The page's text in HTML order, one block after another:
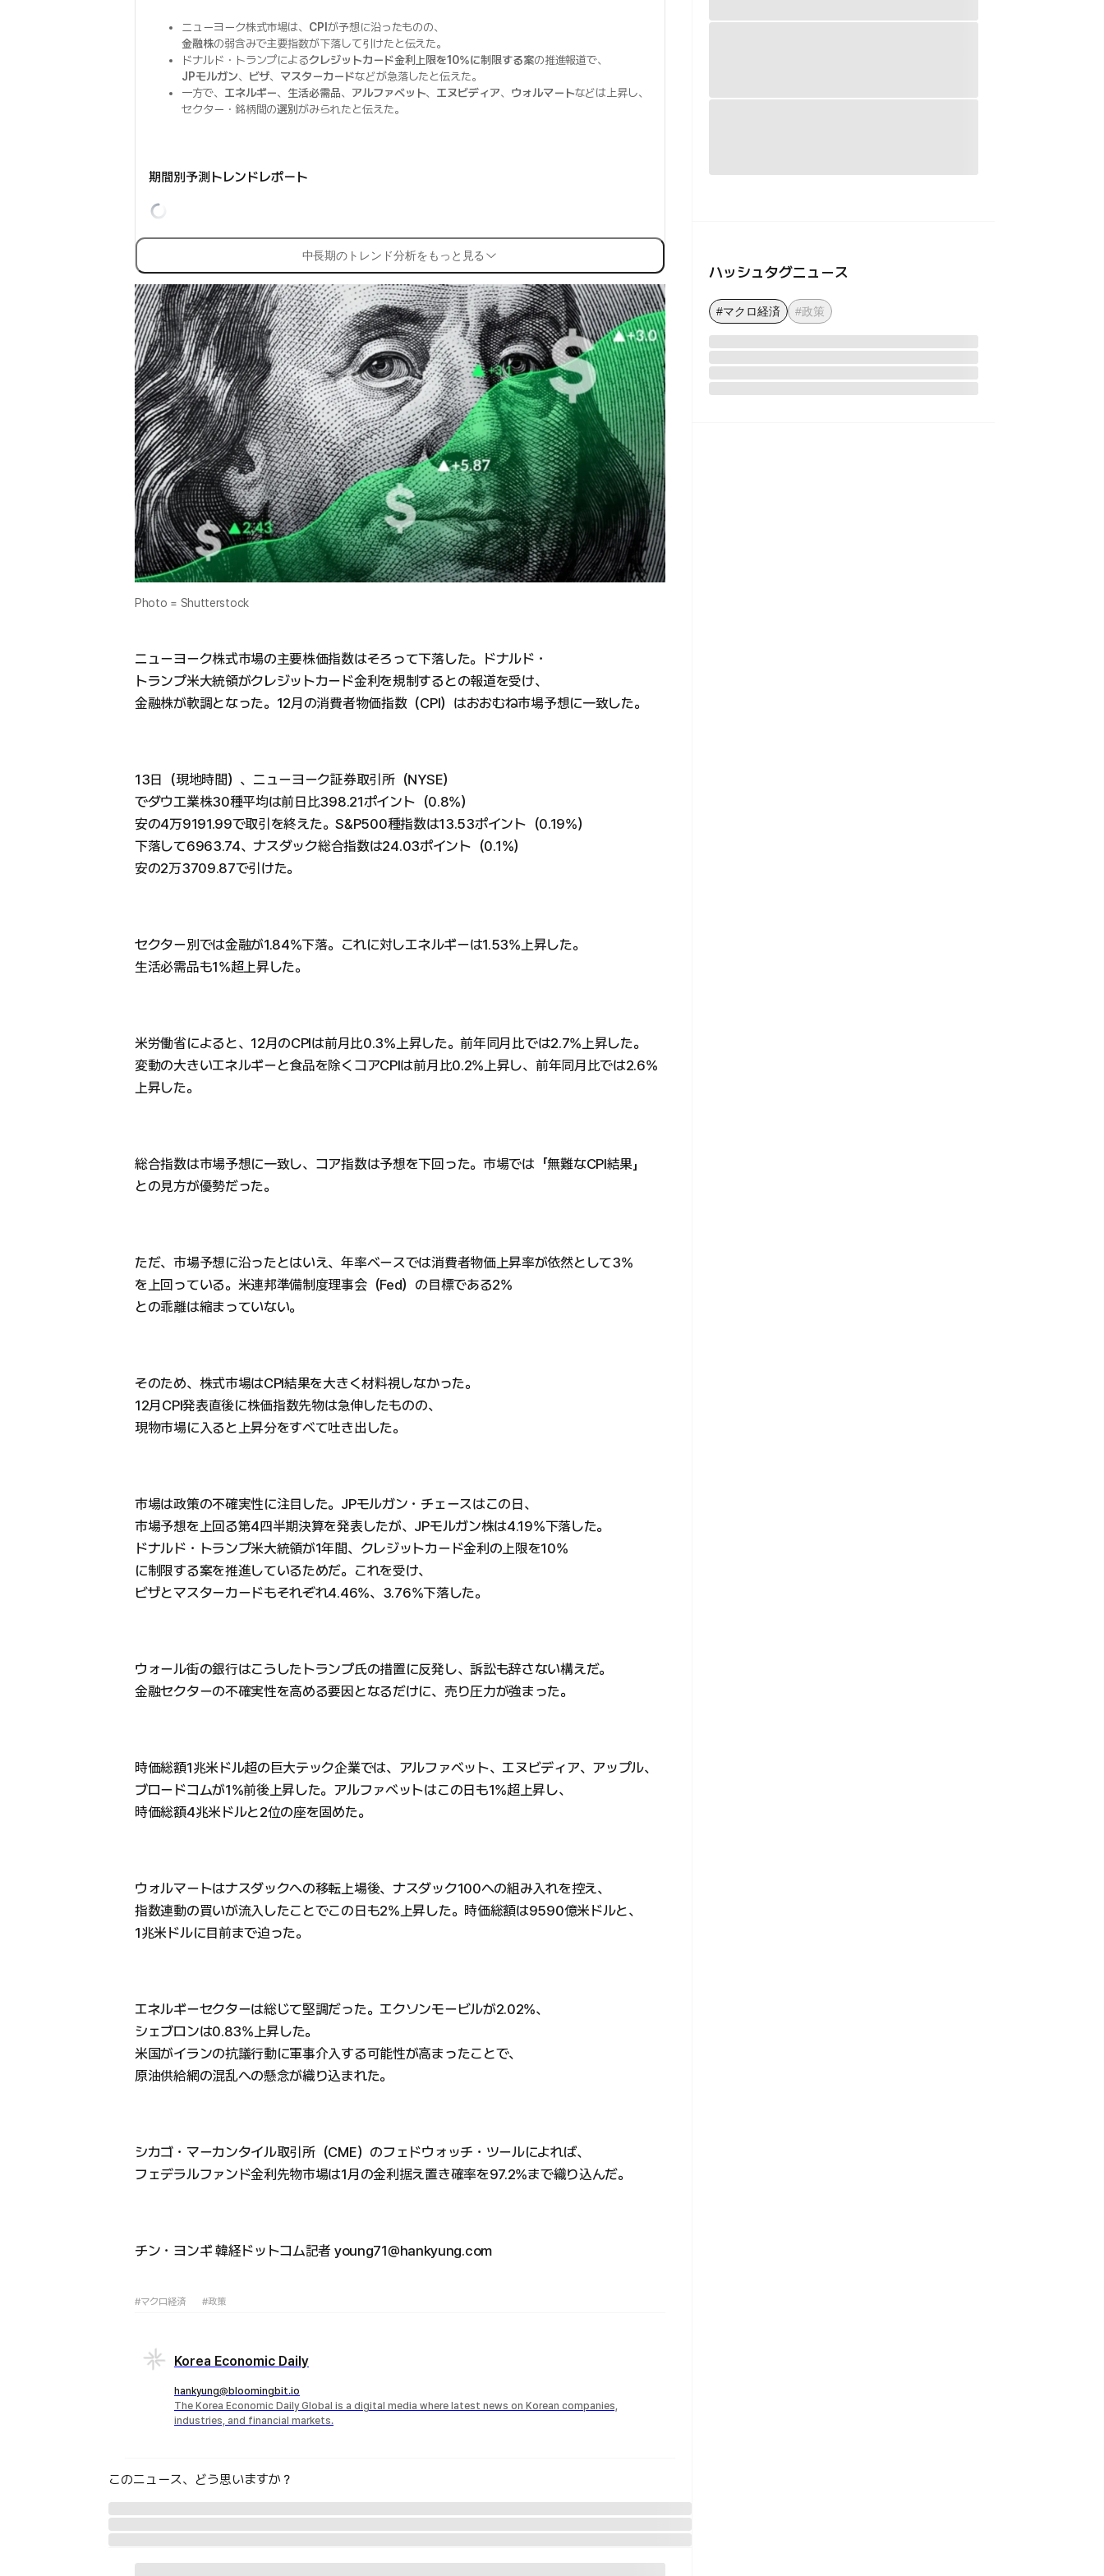
ニューヨーク株式市場は、 CPI が予想に沿ったものの、
金融株の弱含みで主要指数が下落して引けたと伝えた。
ドナルド・トランプによるクレジットカード金利上限を10%に制限する案の推進報道で、
JPモルガン、 ビザ、 マスターカードなどが急落したと伝えた。
一方で、 エネルギー、 生活必需品、 アルファベット、 エヌビディア、 ウォルマートなどは上昇し、
セクター・銘柄間の選別がみられたと伝えた。
期間別予測トレンドレポート
中長期のトレンド分析をもっと見る
Photo = Shutterstock
ニューヨーク株式市場の主要株価指数はそろって下落した。ドナルド・
トランプ米大統領がクレジットカード金利を規制するとの報道を受け、
金融株が軟調となった。12月の消費者物価指数（CPI）はおおむね市場予想に一致した。
13日（現地時間）、ニューヨーク証券取引所（NYSE）
でダウ工業株30種平均は前日比398.21ポイント（0.8%）
安の4万9191.99で取引を終えた。S&P500種指数は13.53ポイント（0.19%）
下落して6963.74、ナスダック総合指数は24.03ポイント（0.1%）
安の2万3709.87で引けた。
セクター別では金融が1.84%下落。これに対しエネルギーは1.53%上昇した。
生活必需品も1%超上昇した。
米労働省によると、12月のCPIは前月比0.3%上昇した。前年同月比では2.7%上昇した。
変動の大きいエネルギーと食品を除くコアCPIは前月比0.2%上昇し、前年同月比では2.6%
上昇した。
総合指数は市場予想に一致し、コア指数は予想を下回った。市場では「無難なCPI結果」
との見方が優勢だった。
ただ、市場予想に沿ったとはいえ、年率ベースでは消費者物価上昇率が依然として3%
を上回っている。米連邦準備制度理事会（Fed）の目標である2%
との乖離は縮まっていない。
そのため、株式市場はCPI結果を大きく材料視しなかった。
12月CPI発表直後に株価指数先物は急伸したものの、
現物市場に入ると上昇分をすべて吐き出した。
市場は政策の不確実性に注目した。JPモルガン・チェースはこの日、
市場予想を上回る第4四半期決算を発表したが、JPモルガン株は4.19%下落した。
ドナルド・トランプ米大統領が1年間、クレジットカード金利の上限を10%
に制限する案を推進しているためだ。これを受け、
ビザとマスターカードもそれぞれ4.46%、3.76%下落した。
ウォール街の銀行はこうしたトランプ氏の措置に反発し、訴訟も辞さない構えだ。
金融セクターの不確実性を高める要因となるだけに、売り圧力が強まった。
時価総額1兆米ドル超の巨大テック企業では、アルファベット、エヌビディア、アップル、
ブロードコムが1%前後上昇した。アルファベットはこの日も1%超上昇し、
時価総額4兆米ドルと2位の座を固めた。
ウォルマートはナスダックへの移転上場後、ナスダック100への組み入れを控え、
指数連動の買いが流入したことでこの日も2%上昇した。時価総額は9590億米ドルと、
1兆米ドルに目前まで迫った。
エネルギーセクターは総じて堅調だった。エクソンモービルが2.02%、
シェブロンは0.83%上昇した。
米国がイランの抗議行動に軍事介入する可能性が高まったことで、
原油供給網の混乱への懸念が織り込まれた。
シカゴ・マーカンタイル取引所（CME）のフェドウォッチ・ツールによれば、
フェデラルファンド金利先物市場は1月の金利据え置き確率を97.2%まで織り込んだ。
チン・ヨンギ 韓経ドットコム記者 young71@hankyung.com
#マクロ経済 #政策
Korea Economic Daily
hankyung@bloomingbit.io
The Korea Economic Daily Global is a digital media where latest news on Korean companies,
industries, and financial markets.
このニュース、どう思いますか？
ハッシュタグニュース
#マクロ経済 #政策